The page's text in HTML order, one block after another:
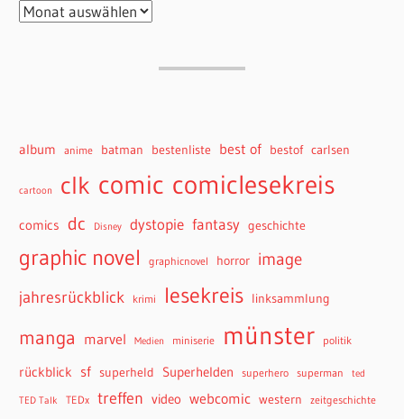
album anime batman bestenliste best of bestof carlsen
cartoon clk comic comiclesekreis
comics dc Disney dystopie fantasy geschichte
graphic novel graphicnovel horror image
jahresrückblick krimi lesekreis linksammlung
manga marvel Medien miniserie münster politik
rückblick sf superheld Superhelden superhero superman ted
TED Talk TEDx treffen video webcomic western zeitgeschichte